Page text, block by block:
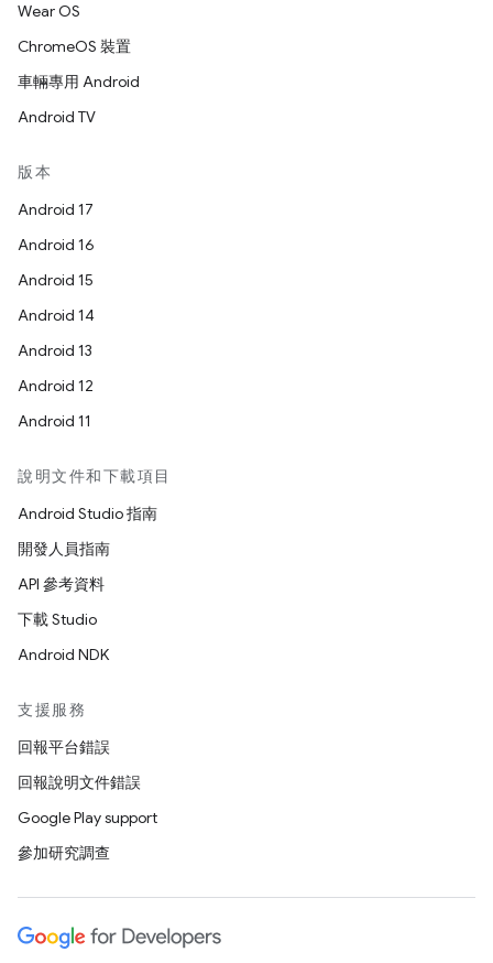
Wear OS
ChromeOS 裝置
車輛專用 Android
Android TV
版本
Android 17
Android 16
Android 15
Android 14
Android 13
Android 12
Android 11
說明文件和下載項目
Android Studio 指南
開發人員指南
API 參考資料
下載 Studio
Android NDK
支援服務
回報平台錯誤
回報說明文件錯誤
Google Play support
參加研究調查